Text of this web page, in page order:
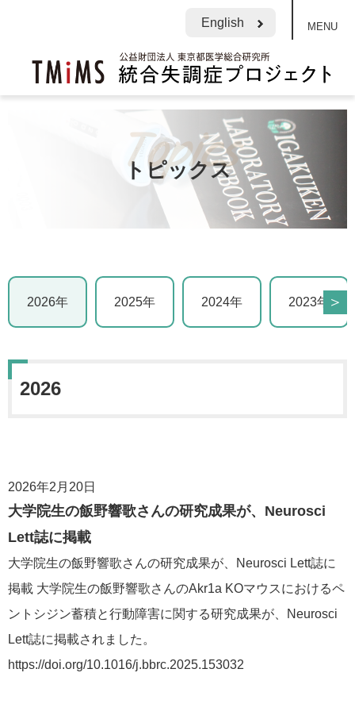
English MENU
トピックス
2026年 2025年 2024年 2023年 ＞
2026
2026年2月20日
大学院生の飯野響歌さんの研究成果が、Neurosci
Lett誌に掲載
大学院生の飯野響歌さんの研究成果が、Neurosci Lett誌に
掲載 大学院生の飯野響歌さんのAkr1a KOマウスにおけるペ
ントシジン蓄積と行動障害に関する研究成果が、Neurosci
Lett誌に掲載されました。
https://doi.org/10.1016/j.bbrc.2025.153032